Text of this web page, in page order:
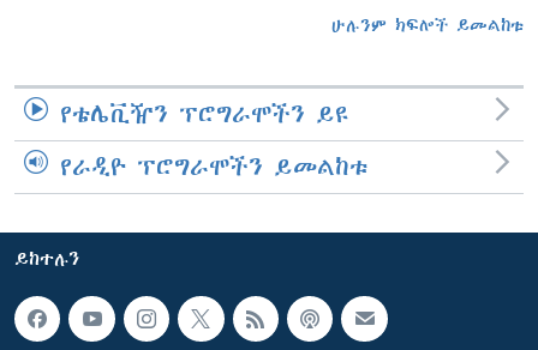
ሁሉንም ክፍሎች ይመልከቱ
የቴሌቪዥን ፕሮግራሞችን ይዩ
የራዲዮ ፕሮግራሞችን ይመልከቱ
ይከተሉን